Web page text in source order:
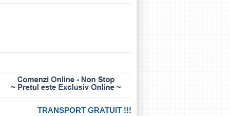
TRANSPORT GRATUIT !!!